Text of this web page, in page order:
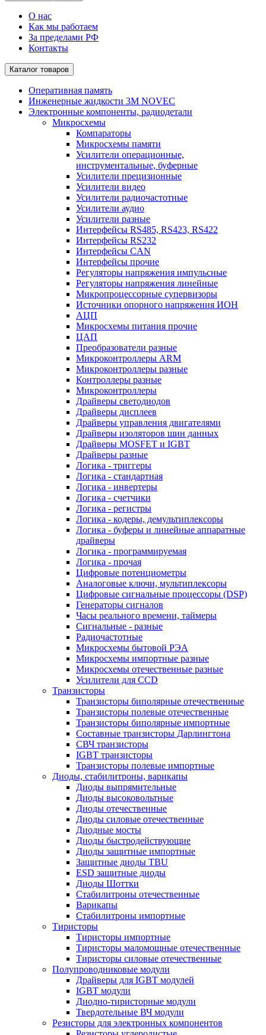
О нас
Как мы работаем
За пределами РФ
Контакты
Каталог товаров
Оперативная память
Инженерные жидкости 3M NOVEC
Электронные компоненты, радиодетали
Микросхемы
Компараторы
Микросхемы памяти
Усилители операционные,
инструментальные, буферные
Усилители прецизионные
Усилители видео
Усилители радиочастотные
Усилители аудио
Усилители разные
Интерфейсы RS485, RS423, RS422
Интерфейсы RS232
Интерфейсы CAN
Интерфейсы прочие
Регуляторы напряжения импульсные
Регуляторы напряжения линейные
Микропроцессорные супервизоры
Источники опорного напряжения ИОН
АЦП
Микросхемы питания прочие
ЦАП
Преобразователи разные
Микроконтроллеры ARM
Микроконтроллеры разные
Контроллеры разные
Микроконтроллеры
Драйверы светодиодов
Драйверы дисплеев
Драйверы управления двигателями
Драйверы изоляторов шин данных
Драйверы MOSFET и IGBT
Драйверы разные
Логика - триггеры
Логика - стандартная
Логика - инвертеры
Логика - счетчики
Логика - регистры
Логика - кодеры, демультиплексоры
Логика - буферы и линейные аппаратные
драйверы
Логика - программируемая
Логика - прочая
Цифровые потенциометры
Аналоговые ключи, мультиплексоры
Цифровые сигнальные процессоры (DSP)
Генераторы сигналов
Часы реального времени, таймеры
Сигнальные - разные
Радиочастотные
Микросхемы бытовой РЭА
Микросхемы импортные разные
Микросхемы отечественные разные
Усилители для CCD
Транзисторы
Транзисторы биполярные отечественные
Транзисторы полевые отечественные
Транзисторы биполярные импортные
Составные транзисторы Дарлингтона
СВЧ транзисторы
IGBT транзисторы
Транзисторы полевые импортные
Диоды, стабилитроны, варикапы
Диоды выпрямительные
Диоды высоковольтные
Диоды отечественные
Диоды силовые отечественные
Диодные мосты
Диоды быстродействующие
Диоды защитные импортные
Защитные диоды TBU
ESD защитные диоды
Диоды Шоттки
Стабилитроны отечественные
Варикапы
Стабилитроны импортные
Тиристоры
Тиристоры импортные
Тиристоры маломощные отечественные
Тиристоры силовые отечественные
Полупроводниковые модули
Драйверы для IGBT модулей
IGBT модули
Диодно-тиристорные модули
Твердотельные ВЧ модули
Резисторы для электронных компонентов